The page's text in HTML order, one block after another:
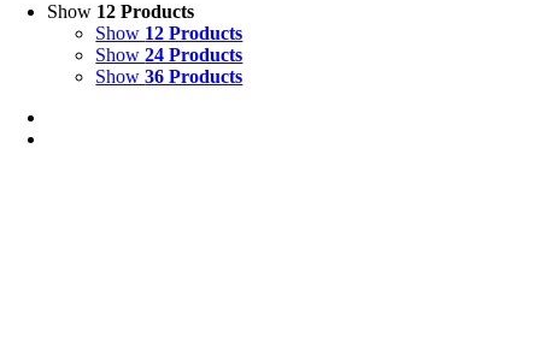
Show 12 Products
Show 12 Products
Show24 Products
Show36 Products